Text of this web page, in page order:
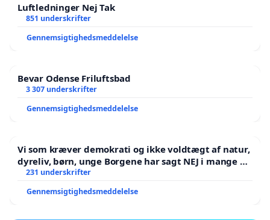
Luftledninger Nej Tak
851 underskrifter
Gennemsigtighedsmeddelelse
Bevar Odense Friluftsbad
3 307 underskrifter
Gennemsigtighedsmeddelelse
Vi som kræver demokrati og ikke voldtægt af natur,
dyreliv, børn, unge Borgene har sagt NEJ i mange år.
Der er
231 underskrifter
Gennemsigtighedsmeddelelse